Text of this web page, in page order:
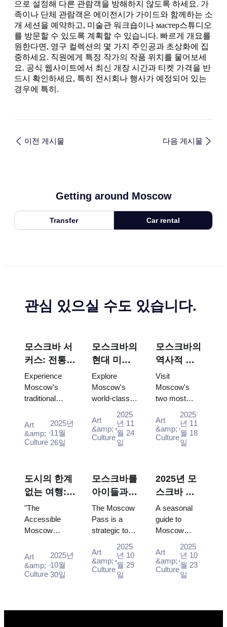
으로 설정해 다른 관람객을 방해하지 않도록 하세요. 가
족이나 단체 관람객은 에이전시가 가이드와 함께하는 소
개 세션을 예약하고, 미술관 워크숍이나 мастер스튜디오
를 방문할 수 있도록 계획할 수 있습니다. 빠르게 개요를
원한다면, 영구 컬렉션의 몇 가지 주인공과 초상화에 집
중하세요. 직원에게 특정 작가의 작품 위치를 물어보세
요. 공식 웹사이트에서 최신 개장 시간과 티켓 가격을 반
드시 확인하세요, 특히 전시회나 행사가 예정되어 있는
경우에 특히.
이전 게시물 다음 게시물
Getting around Moscow
Transfer Car rental
관심 있으실 수도 있습니다.
모스크바 서
커스: 전통
러시아 오락
과 패스
Experience
Moscow's
traditional
performances
with the
Moscow Pass,
iconic venues
and unfor...
Art
&amp;
Culture
2025년
11월
26일
모스크바의
현대 미술
계: 모스크
바 패스로
탐방하는
현대 갤러
리 (2025–
2026)
Explore
Moscow's
world-class
art scene for
free: GES-2
House of
Museum and
Winzavod all
inc...
Art
&amp;
Culture
2025
년 11
월 24
일
모스크바의
역사적 수
도원: 노보
데비치와
돈스코이,
모스크바
패스와 함
께
Visit
Moscow's
two most
monasteries -
UNESCO-
listed
Donskoy -
completely
free with Mo...
Art
&amp;
Culture
2025
년 11
월 18
일
도시의 한계
없는 여행:
이동 장애가
있는 여행자
를 위한 모스
이드
"The
Accessible
Moscow
just a
declaration but
a
creating a
Art
&amp;
Culture
2025년
10월
30일
모스크바를
아이들과
함께 탐방
하기: 모스
크바 패스
를 활용한
유아 가족
을 위한 최
The Moscow
Pass is a
strategic tool
transforms a
potentially
stressful
enriching
Art
&amp;
Culture
2025
년 10
월 29
일
2025년 모
스크바 축
제 가이드:
언제 무엇
을 볼 것인
A seasonal
guide to
Moscow
reveals the
city's pulse
through
modern
Art
&amp;
Culture
2025
년 10
월 23
일